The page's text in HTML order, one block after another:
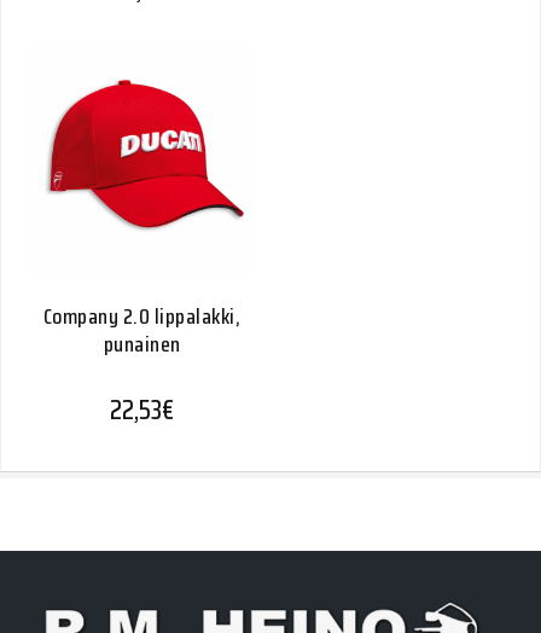
Company 2.0 lippalakki,
punainen
22,53€